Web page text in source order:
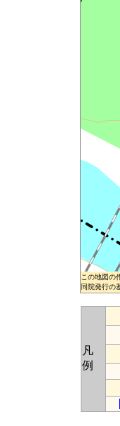
この地図の
同院発行の
凡
例